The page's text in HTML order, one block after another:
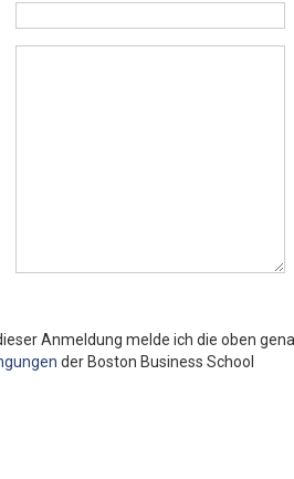
Anmeldung melde ich die oben
der Boston Business School